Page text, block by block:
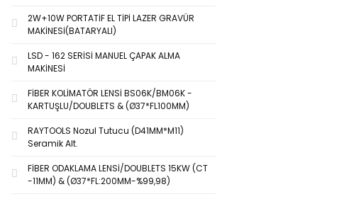
2W+10W PORTATİF EL TİPİ LAZER GRAVÜR
MAKİNESİ(BATARYALI)
LSD - 162 SERİSİ MANUEL ÇAPAK ALMA
MAKİNESİ
FİBER KOLİMATÖR LENSİ BS06K/BM06K -
KARTUŞLU/DOUBLETS & (Ø37*FL100MM)
RAYTOOLS Nozul Tutucu (D41MM*M11)
Seramik Alt.
FİBER ODAKLAMA LENSİ/DOUBLETS 15KW (CT
-11MM) & (Ø37*FL:200MM-%99,98)